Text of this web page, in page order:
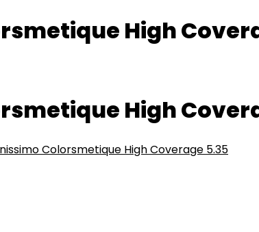
High
High
Colorsmetique High Coverage 5.35